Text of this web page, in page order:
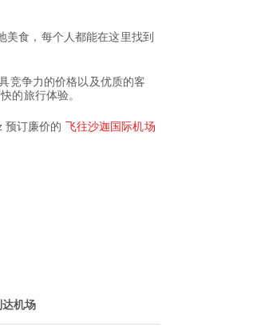
食，每个人都能在这里找到
竞争力的价格以及优质的客
的旅行体验。
预订廉价的 飞往沙迦国际机场
达机场